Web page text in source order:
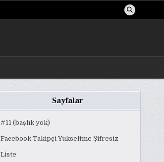
Sayfalar
#11 (başlık yok)
Facebook Takipçi Yükseltme Şifresiz
Liste